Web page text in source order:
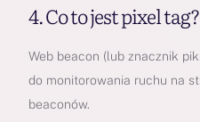
4. Co to jest pixel tag?
Web beacon (lub znacznik
do monitorowania ruchu na
beaconów.